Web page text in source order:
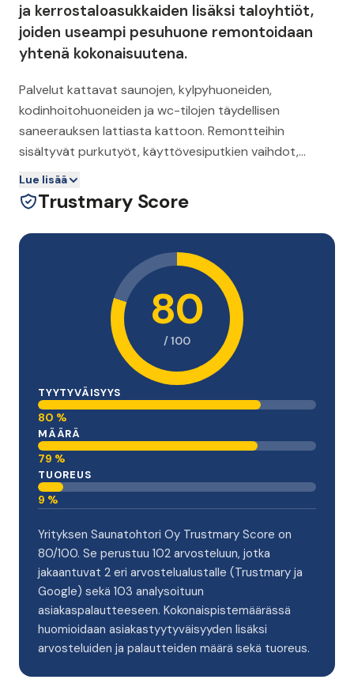
ja kerrostaloasukkaiden lisäksi taloyhtiöt,
joiden useampi pesuhuone remontoidaan
yhtenä kokonaisuutena.
Palvelut kattavat saunojen, kylpyhuoneiden,
kodinhoitohuoneiden ja wc-tilojen täydellisen
saneerauksen lattiasta kattoon. Remontteihin
sisältyvät purkutyöt, käyttövesiputkien vaihdot,
sähkö- ja LVI-työt sekä laatoitukset ja
kalusteasennukset. Saunaremontit sisältävät myös
lauteiden, kiukaiden ja paneelien asennuksen.
Remonttia voi seurata Talosofta-sovelluksella, ja
tilauksiin kuuluu avaimet käteen -toteutus, jossa kaikki
materiaalit ja eri alojen suorittajat koordinoidaan
Lue lisää
Trustmary Score
80
/ 100
TYYTYVÄISYYS
80 %
MÄÄRÄ
79 %
TUOREUS
9 %
Yrityksen Saunatohtori Oy Trustmary Score on
80/100. Se perustuu 102 arvosteluun, jotka
jakaantuvat 2 eri arvostelualustalle (Trustmary ja
Google) sekä 103 analysoituun
asiakaspalautteeseen. Kokonaispistemäärässä
huomioidaan asiakastyytyväisyyden lisäksi
arvosteluiden ja palautteiden määrä sekä tuoreus.